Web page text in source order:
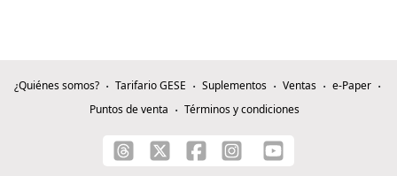
¿Quiénes somos? Tarifario GESE Suplementos Ventas
e-Paper
Puntos de venta
Términos y condiciones